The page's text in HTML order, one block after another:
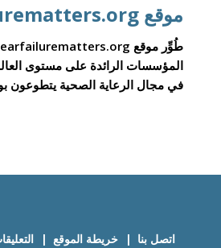
موقع heartfailurematters.org الموقع الإلكتروني للجمعية الأوروبية لأمراض القلب
المؤسسات الرائدة على مستوى
في مجال الرعاية الصحية يتطوعون
اتصل بنا خريطة الموقع